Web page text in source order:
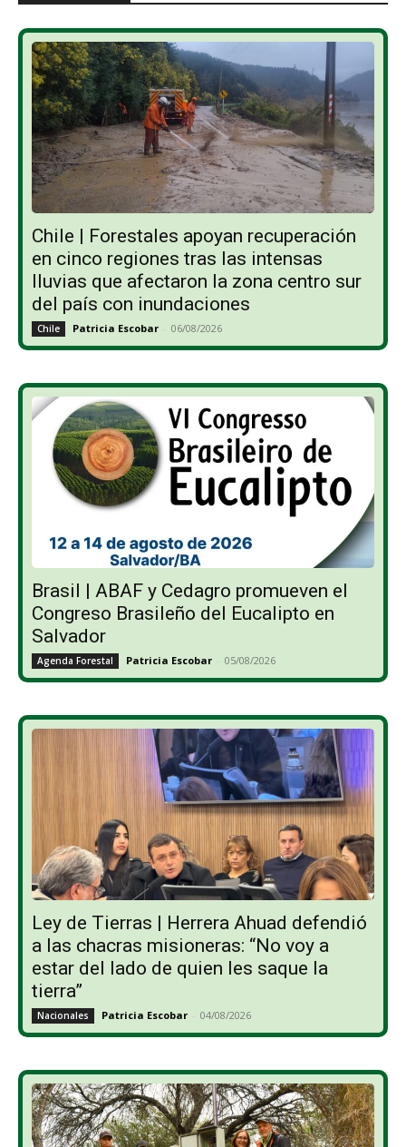
Chile | Forestales apoyan recuperación
en cinco regiones tras las intensas
lluvias que afectaron la zona centro sur
del país con inundaciones
Chile Patricia Escobar - 06/08/2026
Brasil | ABAF y Cedagro promueven el
Congreso Brasileño del Eucalipto en
Salvador
Agenda Forestal Patricia Escobar - 05/08/2026
Ley de Tierras | Herrera Ahuad defendió
a las chacras misioneras: “No voy a
estar del lado de quien les saque la
tierra”
Nacionales Patricia Escobar - 04/08/2026